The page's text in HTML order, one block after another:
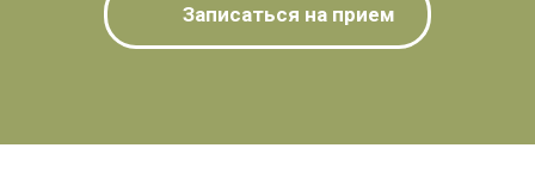
Записаться на прием